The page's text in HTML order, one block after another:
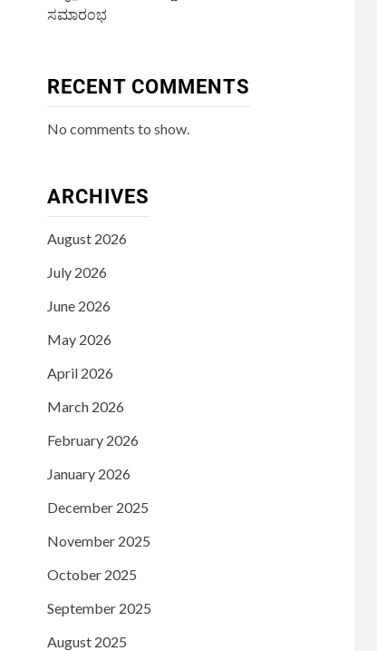
ಸಮಾರಂಭ
RECENT COMMENTS
No comments to show.
ARCHIVES
August 2026
July 2026
June 2026
May 2026
April 2026
March 2026
February 2026
January 2026
December 2025
November 2025
October 2025
September 2025
August 2025